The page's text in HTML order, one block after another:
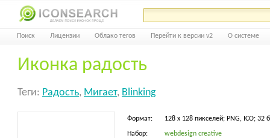
Поиск Лицензии Облако тегов Перейти к версии v2 О системе
Иконка радость
Теги: Радость, Мигает, Blinking
Формат: 128 x 128 пикселей; PNG, ICO; 32
Набор: webdesign creative